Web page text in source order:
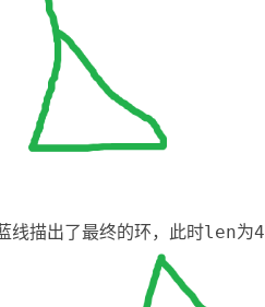
线描出了最终的环，此时len为4